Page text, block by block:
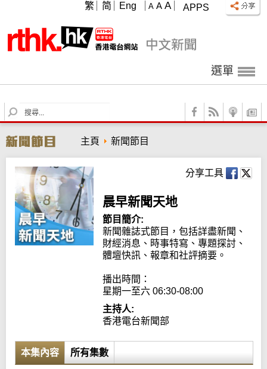
APPS
A A A
繁 简 Eng
選單
S
e
r
c
h
主頁 新聞節目
分享工具
晨早新聞天地
節目簡介:
新聞雜誌式節目，包括詳盡新聞、
財經消息、時事特寫、專題探討、
體壇快訊、報章和社評摘要。
播出時間：
星期一至六 06:30-08:00
主持人:
香港電台新聞部
本集內容 所有集數